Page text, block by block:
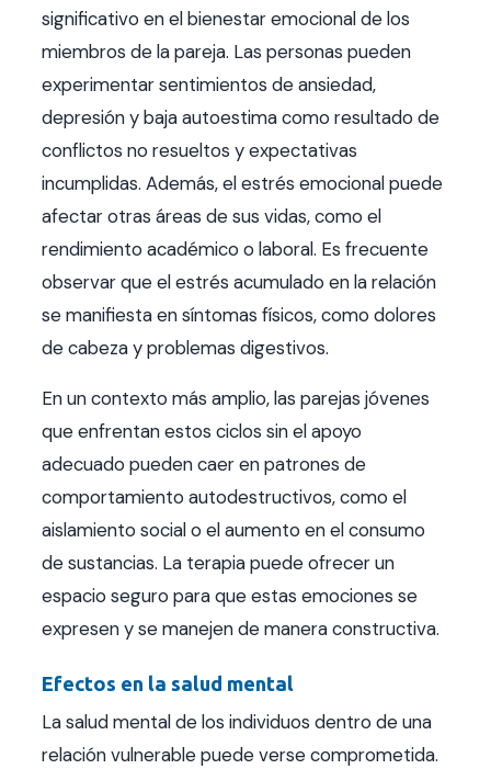
significativo en el bienestar emocional de los
miembros de la pareja. Las personas pueden
experimentar sentimientos de ansiedad,
depresión y baja autoestima como resultado de
conflictos no resueltos y expectativas
incumplidas. Además, el estrés emocional puede
afectar otras áreas de sus vidas, como el
rendimiento académico o laboral. Es frecuente
observar que el estrés acumulado en la relación
se manifiesta en síntomas físicos, como dolores
de cabeza y problemas digestivos.
En un contexto más amplio, las parejas jóvenes
que enfrentan estos ciclos sin el apoyo
adecuado pueden caer en patrones de
comportamiento autodestructivos, como el
aislamiento social o el aumento en el consumo
de sustancias. La terapia puede ofrecer un
espacio seguro para que estas emociones se
expresen y se manejen de manera constructiva.
Efectos en la salud mental
La salud mental de los individuos dentro de una
relación vulnerable puede verse comprometida.